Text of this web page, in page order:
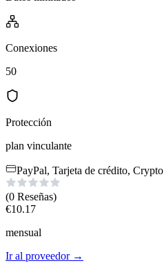
Conexiones
50
Protección
plan vinculante
PayPal, Tarjeta de crédito, Crypto
(0 Reseñas)
€10.17
mensual
Ir al proveedor→